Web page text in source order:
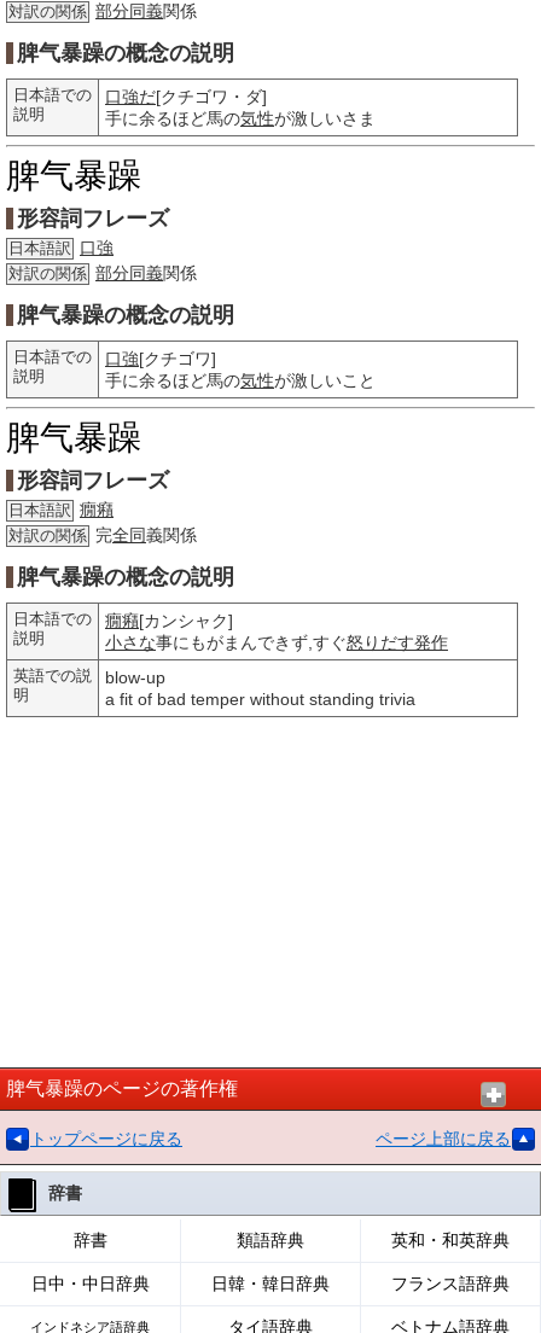
対訳の関係 部分同義関係
脾气暴躁の概念の説明
日本語での
説明
口強だ[クチゴワ・ダ]
手に余るほど馬の気性が激しいさま
脾气暴躁
形容詞フレーズ
日本語訳 口強
対訳の関係 部分同義関係
脾气暴躁の概念の説明
日本語での
説明
口強[クチゴワ]
手に余るほど馬の気性が激しいこと
脾气暴躁
形容詞フレーズ
日本語訳 癇癪
対訳の関係 完全同義関係
脾气暴躁の概念の説明
日本語での
説明
癇癪[カンシャク]
小さな事にもがまんできず,すぐ怒りだす発作
英語での説
明
blow-up
a fit of bad temper without standing trivia
脾气暴躁のページの著作権
トップページに戻る ページ上部に戻る
辞書
辞書 類語辞典 英和・和英辞典
日中・中日辞典 日韓・韓日辞典 フランス語辞典
インドネシア語辞典 タイ語辞典 ベトナム語辞典